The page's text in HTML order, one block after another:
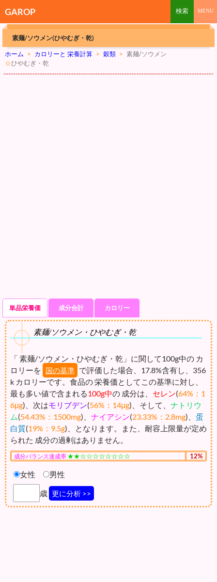
GAROP
素麺/ソウメン(ひやむぎ・乾)
ホーム > カロリーと 栄養計算 > 穀類 > 素麺/ソウメン
☆ひやむぎ・乾
単品栄養価 成分合計 カロリー
素麺/ソウメン・ひやむぎ・乾
「 素麺/ソウメン・ひやむぎ・乾」に関して100g中の カ
ロリーを
国の基準 で評価した場合、17.8%含有し、356
k カロリーです。食品の 栄養価としてこの基準に対し、
最も多い値で含まれる100g中の 成分は、 セレン(64%：1
6μg)、次はモリブデン(56%：14μg)、そして、 ナトリウ
ム(54.43%：1500mg)、 ナイアシン(23.33%：2.8mg)、 蛋
白質(19%：9.5g)、となります。また、耐容上限量が定め
られた 成分の過剰はありません。
成分バランス達成率 ★★☆☆☆☆☆☆☆☆ 12%
女性 男性
歳 更に分析 >>